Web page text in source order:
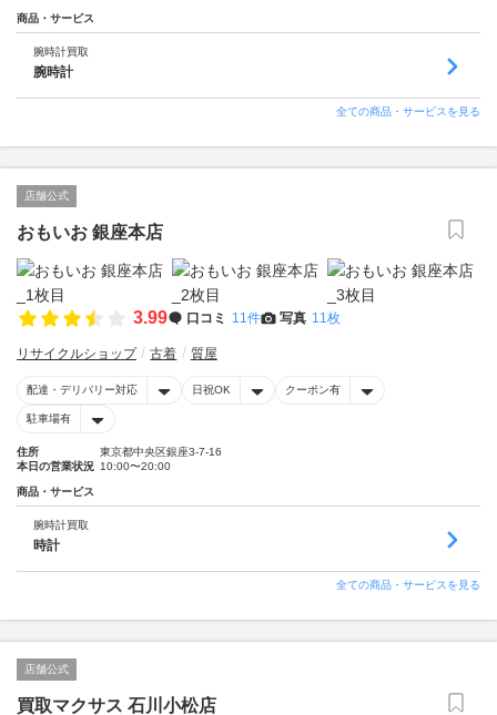
商品・サービス
腕時計買取
腕時計
全ての商品・サービスを見る
店舗公式
おもいお 銀座本店
3.99 口コミ 11件 写真 11枚
リサイクルショップ 古着 質屋
配達・デリバリー対応 日祝OK クーポン有
駐車場有
住所
東京都中央区銀座3-7-16
本日の営業状況 10:00〜20:00
商品・サービス
腕時計買取
時計
全ての商品・サービスを見る
店舗公式
買取マクサス 石川小松店